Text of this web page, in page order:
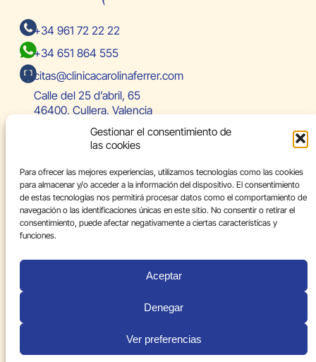
Gestionar el consentimiento de
las cookies
Para ofrecer las mejores experiencias, utilizamos tecnologías como las cookies
para almacenar y/o acceder a la información del dispositivo. El consentimiento
de estas tecnologías nos permitirá procesar datos como el comportamiento de
navegación o las identificaciones únicas en este sitio. No consentir o retirar el
consentimiento, puede afectar negativamente a ciertas características y
funciones.
Aceptar
Denegar
Ver preferencias
+34 961 72 22 22
+34 651 864 555
citas@clinicacarolinaferrer.com
Calle del 25 d’abril, 65
46400, Cullera, Valencia
Specialties
International patient
Blog
Contact